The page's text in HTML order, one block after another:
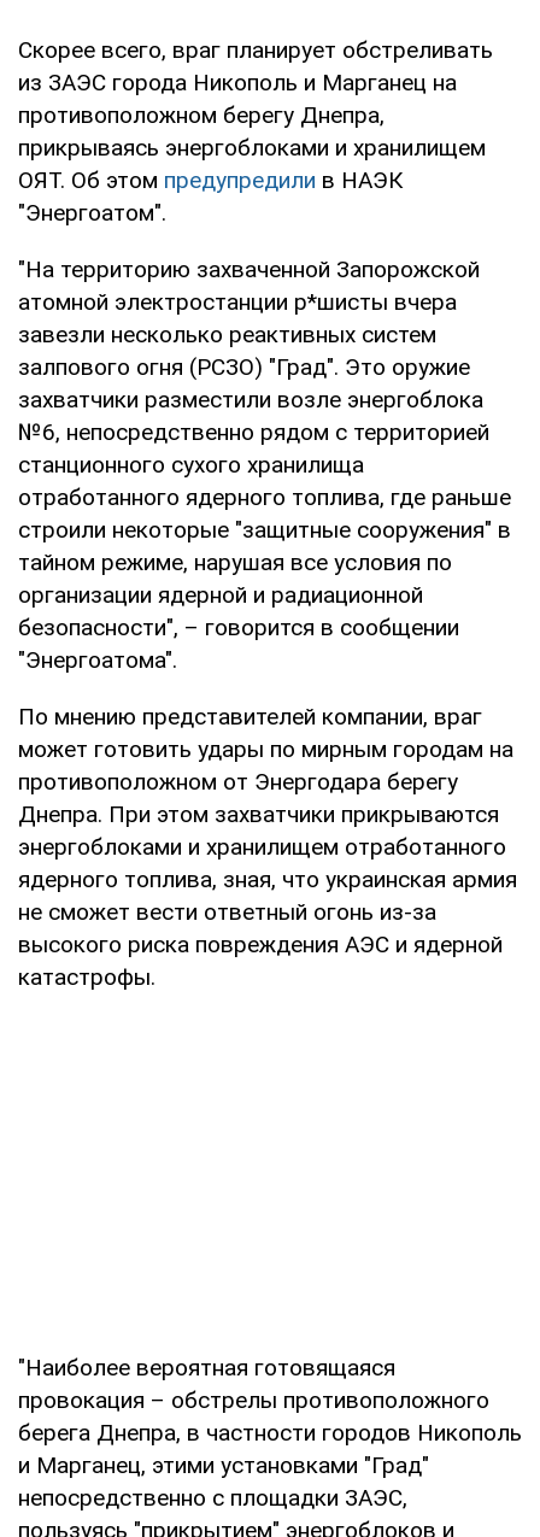
Скорее всего, враг планирует обстреливать
из ЗАЭС города Никополь и Марганец на
противоположном берегу Днепра,
прикрываясь энергоблоками и хранилищем
ОЯТ. Об этом предупредили в НАЭК
"Энергоатом".
"На территорию захваченной Запорожской
атомной электростанции р*шисты вчера
завезли несколько реактивных систем
залпового огня (РСЗО) "Град". Это оружие
захватчики разместили возле энергоблока
№6, непосредственно рядом с территорией
станционного сухого хранилища
отработанного ядерного топлива, где раньше
строили некоторые "защитные сооружения" в
тайном режиме, нарушая все условия по
организации ядерной и радиационной
безопасности", – говорится в сообщении
"Энергоатома".
По мнению представителей компании, враг
может готовить удары по мирным городам на
противоположном от Энергодара берегу
Днепра. При этом захватчики прикрываются
энергоблоками и хранилищем отработанного
ядерного топлива, зная, что украинская армия
не сможет вести ответный огонь из-за
высокого риска повреждения АЭС и ядерной
катастрофы.
"Наиболее вероятная готовящаяся
провокация – обстрелы противоположного
берега Днепра, в частности городов Никополь
и Марганец, этими установками "Град"
непосредственно с площадки ЗАЭС,
пользуясь "прикрытием" энергоблоков и